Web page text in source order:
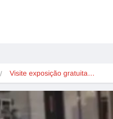
Visite exposição gratuita…